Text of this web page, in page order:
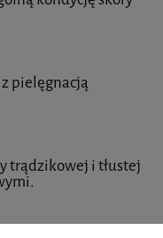
pielęgnacją
trądzikowej i tłustej